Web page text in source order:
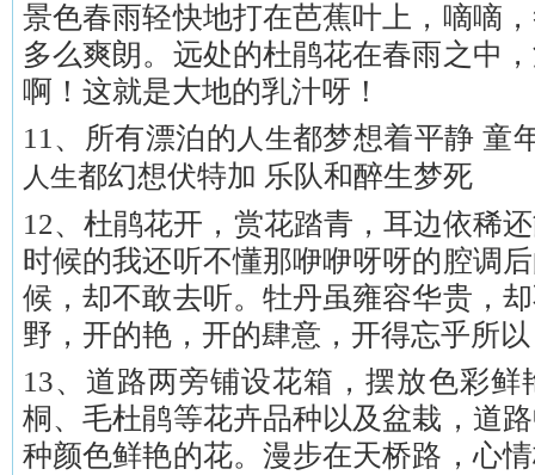
景色春雨轻快地打在芭蕉叶上，嘀嘀
多么爽朗。远处的杜鹃花在春雨之中
啊！这就是大地的乳汁呀！
11、所有漂泊的 人生都梦想着平静 童
人生都幻想伏特加 乐队和醉生梦死
12、杜鹃花开，赏花踏青，耳边依稀
时候的我还听不懂那咿咿呀呀的腔调
候，却不敢去听。牡丹虽雍容华贵，
野，开的艳，开的肆意，开得忘乎所
13、道路两旁铺设花箱，摆放色彩
桐、毛杜鹃等花卉品种以及盆栽，道
种颜色鲜艳的花。漫步在天桥路，心